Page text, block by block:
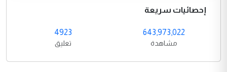
إحصائيات سريعة
643,973,022
مشاهدة
4923
تعليق